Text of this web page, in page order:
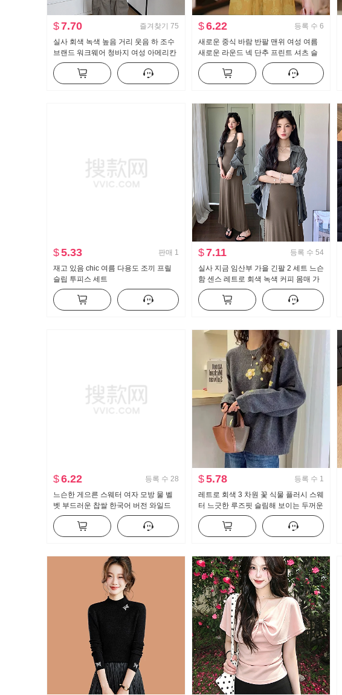
$7.70 즐겨찾기 75
실사 회색 녹색 높음 거리 웃음 하 조수
브랜드 워크웨어 청바지 여성 아메리칸
레트로 루즈핏 바닥 청소 캐주얼 바지
$6.22 등록 수 6
새로운 중식 바람 반팔 맨위 여성 여름
새로운 라운드 넥 단추 프린트 셔츠 슬
림해 보이는 다용도 국풍 작은 셔츠
$5.33 판매 1
재고 있음 chic 여름 다용도 조끼 프릴
슬립 투피스 세트
$7.11 등록 수 54
실사 지금 임산부 가을 긴팔 2 세트 느슨
함 센스 레트로 회색 녹색 커피 몸매 가
꾸기 슬림해 보이는 셔츠 세트
$6.22 등록 수 28
느슨한 게으른 스웨터 여자 모방 물 벨
벳 부드러운 찹쌀 한국어 버전 와일드
긴 소매 단색 소매 부드러운 바람 뜨개
질 맨위
$5.78 등록 수 1
레트로 회색 3 차원 꽃 식물 플러시 스웨
터 느긋한 루즈핏 슬림해 보이는 두꺼운
다용도 니트 풀오버 셔츠 여성 가을